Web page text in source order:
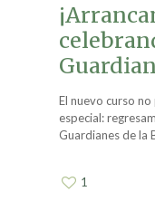
El nuevo curso
especial:
Guardianes de la
1